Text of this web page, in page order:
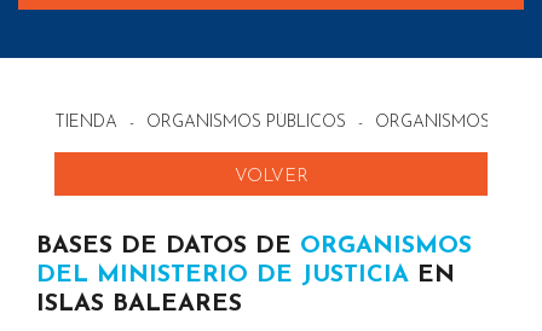
TIENDA - ORGANISMOS PÚBLICOS - ORGANISMOS DEL
VOLVER
BASES DE DATOS DE ORGANISMOS
DEL MINISTERIO DE JUSTICIA EN
ISLAS BALEARES